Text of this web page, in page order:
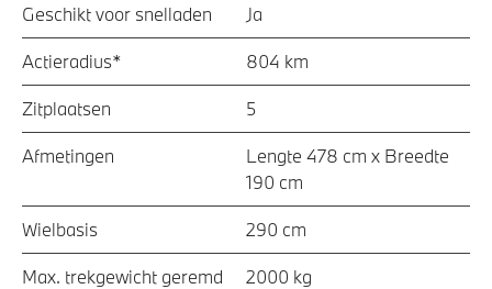
Geschikt voor snelladen Ja
Actieradius* 804 km
Zitplaatsen 5
Afmetingen
Lengte 478 cm x Breedte
190 cm
Wielbasis 290 cm
Max. trekgewicht geremd 2000 kg